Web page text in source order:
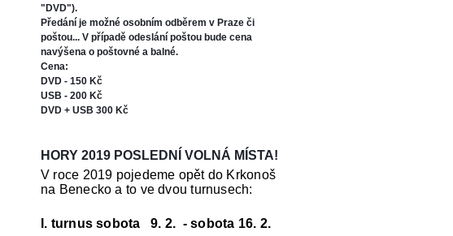
"DVD").
Předání je možné osobním odběrem v Praze či
poštou... V případě odeslání poštou bude cena
navýšena o poštovné a balné.
Cena:
DVD - 150 Kč
USB - 200 Kč
DVD + USB 300 Kč
HORY 2019 POSLEDNÍ VOLNÁ MÍSTA!
V roce 2019 pojedeme opět do Krkonoš
na Benecko a to ve dvou turnusech:
I. turnus sobota 9. 2. - sobota 16. 2.